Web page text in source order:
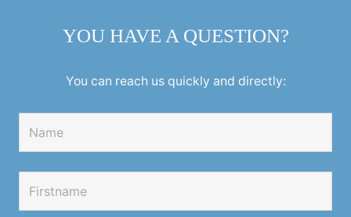
YOU HAVE A QUESTION?
You can reach us quickly and directly: